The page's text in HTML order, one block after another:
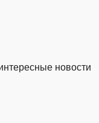
новости